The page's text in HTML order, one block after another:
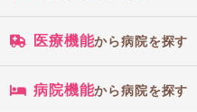
医療機能から病院を探す
病院機能から病院を探す